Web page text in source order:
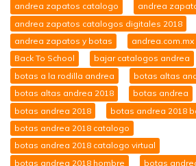
andrea zapatos catalogo
andrea
andrea zapatos catalogos digitales 2018
andrea zapatos y botas
Back To School
bajar catalogos andrea
botas a la rodilla andrea
botas altas
botas altas andrea 2018
botas andrea
botas andrea 2018
botas andrea 2018
botas andrea 2018 catalogo
botas andrea 2018 catalogo virtual
botas andrea 2018 hombre
botas